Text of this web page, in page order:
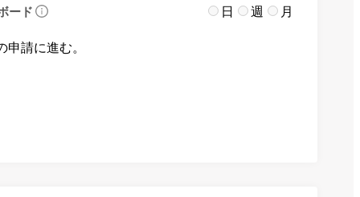
ード 日 週 月
請に進む。